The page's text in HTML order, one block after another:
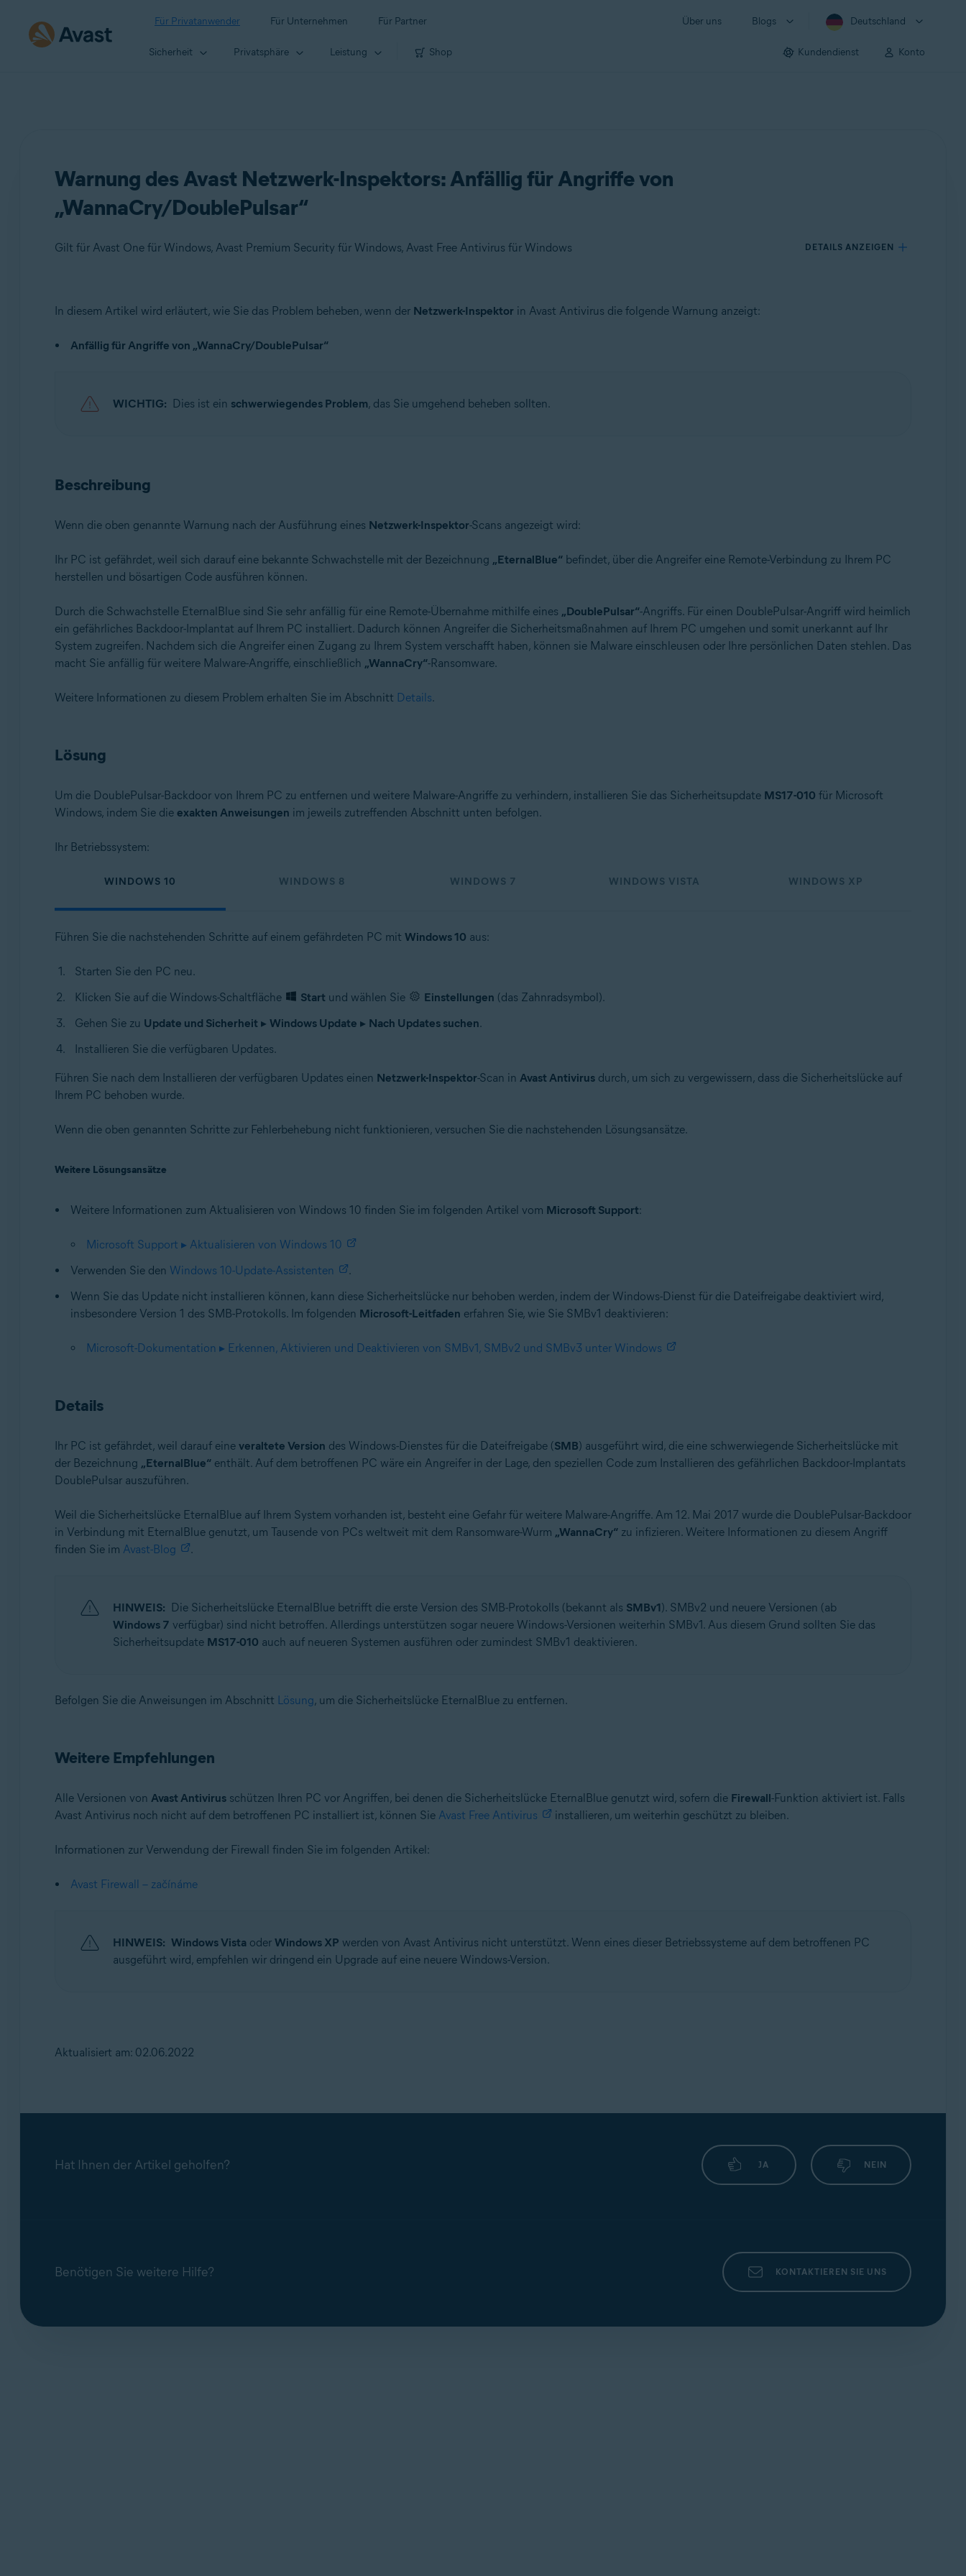
Für Privatanwender Für Unternehmen Für Partner Über uns Blogs Deutschland
Sicherheit Privatsphäre Leistung Shop Kundendienst Konto
Warnung des Avast Netzwerk-Inspektors: Anfällig für Angriffe von
„WannaCry/DoublePulsar“
Gilt für Avast One für Windows, Avast Premium Security für Windows, Avast Free Antivirus für Windows DETAILS ANZEIGEN
Produkte:
Avast Premium Security 22.x für Windows
Betriebssysteme:
Microsoft Windows 7 Home Basic/Home Premium/Professional/Enterprise/Ultimate – Service Pack 1 mit benutzerfreundlichem Rollup-Update, 32-/64-Bit
In diesem Artikel wird erläutert, wie Sie das Problem beheben, wenn der Netzwerk-Inspektor in Avast Antivirus die folgende Warnung anzeigt:
Anfällig für Angriffe von „WannaCry/DoublePulsar“
WICHTIG: Dies ist ein schwerwiegendes Problem, das Sie umgehend beheben sollten.
Beschreibung
Wenn die oben genannte Warnung nach der Ausführung eines Netzwerk-Inspektor-Scans angezeigt wird:
Ihr PC ist gefährdet, weil sich darauf eine bekannte Schwachstelle mit der Bezeichnung „EternalBlue“befindet, über die Angreifer eine Remote-Verbindung zu Ihrem PC
herstellen und bösartigen Code ausführen können.
Durch die Schwachstelle EternalBlue sind Sie sehr anfällig für eine Remote-Übernahme mithilfe eines „DoublePulsar“-Angriffs. Für einen DoublePulsar-Angriff wird heimlich
ein gefährliches Backdoor-Implantat auf Ihrem PC installiert. Dadurch können Angreifer die Sicherheitsmaßnahmen auf Ihrem PC umgehen und somit unerkannt auf Ihr
System zugreifen. Nachdem sich die Angreifer einen Zugang zu Ihrem System verschafft haben, können sie Malware einschleusen oder Ihre persönlichen Daten stehlen. Das
macht Sie anfällig für weitere Malware-Angriffe, einschließlich „WannaCry“-Ransomware.
Weitere Informationen zu diesem Problem erhalten Sie im Abschnitt Details.
Lösung
Um die DoublePulsar-Backdoor von Ihrem PC zu entfernen und weitere Malware-Angriffe zu verhindern, installieren Sie das Sicherheitsupdate MS17-010 für Microsoft
Windows, indem Sie die exakten Anweisungen im jeweils zutreffenden Abschnitt unten befolgen.
Ihr Betriebssystem:
WINDOWS 10 WINDOWS 8 WINDOWS 7 WINDOWS VISTA WINDOWS XP
Führen Sie die nachstehenden Schritte auf einem gefährdeten PC mit Windows 10 aus:
Starten Sie den PC neu.
Klicken Sie auf die Windows-Schaltfläche
Start und wählen Sie Einstellungen (das Zahnradsymbol).
Gehen Sie zu Update und Sicherheit ▸ Windows Update ▸ Nach Updates suchen.
Installieren Sie die verfügbaren Updates.
Führen Sie nach dem Installieren der verfügbaren Updates einen Netzwerk-Inspektor-Scan in Avast Antivirusdurch, um sich zu vergewissern, dass die Sicherheitslücke auf
Ihrem PC behoben wurde.
Wenn die oben genannten Schritte zur Fehlerbehebung nicht funktionieren, versuchen Sie die nachstehenden Lösungsansätze.
Weitere Lösungsansätze
Weitere Informationen zum Aktualisieren von Windows 10 finden Sie im folgenden Artikel vom Microsoft Support:
Microsoft Support ▸ Aktualisieren von Windows 10
Verwenden Sie den Windows 10-Update-Assistenten
.
Wenn Sie das Update nicht installieren können, kann diese Sicherheitslücke nur behoben werden, indem der Windows-Dienst für die Dateifreigabe deaktiviert wird,
insbesondere Version 1 des SMB-Protokolls. Im folgenden Microsoft-Leitfaden erfahren Sie, wie Sie SMBv1 deaktivieren:
Microsoft-Dokumentation ▸ Erkennen, Aktivieren und Deaktivieren von SMBv1, SMBv2 und SMBv3 unter Windows
Details
Ihr PC ist gefährdet, weil darauf eine veraltete Version des Windows-Dienstes für die Dateifreigabe (SMB) ausgeführt wird, die eine schwerwiegende Sicherheitslücke mit
der Bezeichnung „EternalBlue“enthält. Auf dem betroffenen PC wäre ein Angreifer in der Lage, den speziellen Code zum Installieren des gefährlichen Backdoor-Implantats
DoublePulsar auszuführen.
Weil die Sicherheitslücke EternalBlue auf Ihrem System vorhanden ist, besteht eine Gefahr für weitere Malware-Angriffe. Am 12. Mai 2017 wurde die DoublePulsar-Backdoor
in Verbindung mit EternalBlue genutzt, um Tausende von PCs weltweit mit dem Ransomware-Wurm „WannaCry“zu infizieren. Weitere Informationen zu diesem Angriff
finden Sie im Avast-Blog .
HINWEIS: Die Sicherheitslücke EternalBlue betrifft die erste Version des SMB-Protokolls (bekannt als SMBv1). SMBv2 und neuere Versionen (ab
Windows 7 verfügbar) sind nicht betroffen. Allerdings unterstützen sogar neuere Windows-Versionen weiterhin SMBv1. Aus diesem Grund sollten Sie das
Sicherheitsupdate MS17-010 auch auf neueren Systemen ausführen oder zumindest SMBv1 deaktivieren.
Befolgen Sie die Anweisungen im Abschnitt Lösung, um die Sicherheitslücke EternalBlue zu entfernen.
Weitere Empfehlungen
Alle Versionen von Avast Antivirusschützen Ihren PC vor Angriffen, bei denen die Sicherheitslücke EternalBlue genutzt wird, sofern die Firewall-Funktion aktiviert ist. Falls
Avast Antivirus noch nicht auf dem betroffenen PC installiert ist, können Sie Avast Free Antivirus installieren, um weiterhin geschützt zu bleiben.
Informationen zur Verwendung der Firewall finden Sie im folgenden Artikel:
Avast Firewall – začínáme
HINWEIS: Windows Vistaoder Windows XP werden von Avast Antivirus nicht unterstützt. Wenn eines dieser Betriebssysteme auf dem betroffenen PC
ausgeführt wird, empfehlen wir dringend ein Upgrade auf eine neuere Windows-Version.
Aktualisiert am: 02.06.2022
Hat Ihnen der Artikel geholfen? JA NEIN
Benötigen Sie weitere Hilfe? KONTAKTIEREN SIE UNS